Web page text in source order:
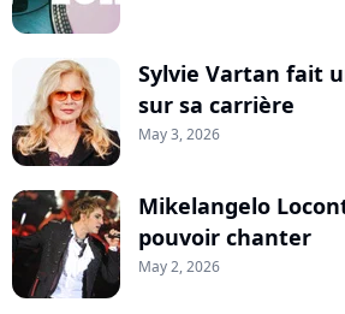
Sylvie Vartan fait
sur sa carrière
May 3, 2026
Mikelangelo
pouvoir chanter
May 2, 2026